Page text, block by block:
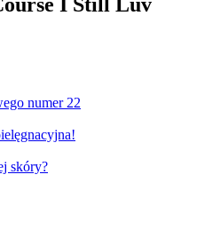
I Still Luv
numer 22
skóry?